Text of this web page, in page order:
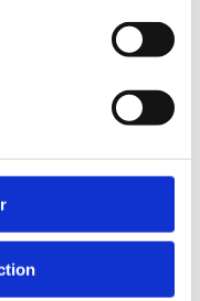
vont-ils ?